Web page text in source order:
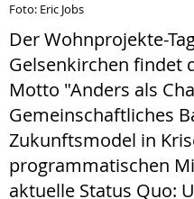
Foto: Eric Jobs
Der Wohnprojekte-
Gelsenkirchen findet
Motto "Anders als
Gemeinschaftliches
Zukunftsmodel in
programmatischen
aktuelle Status Quo: